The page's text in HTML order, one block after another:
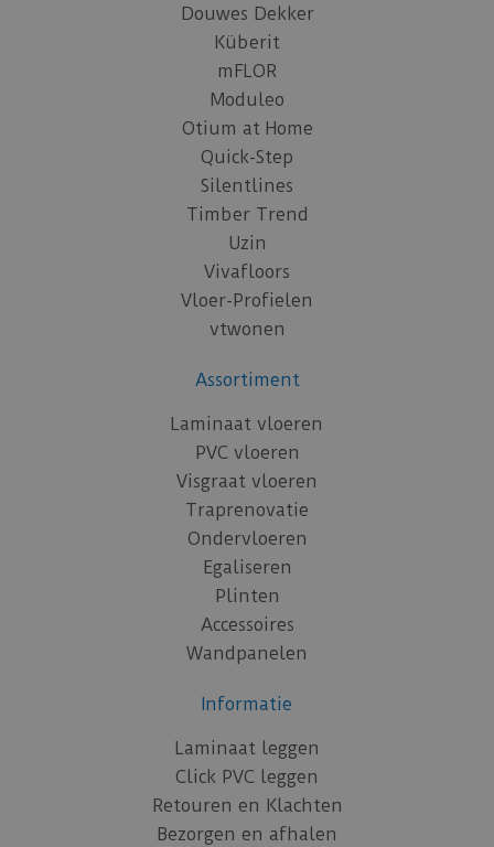
Douwes Dekker
Küberit
mFLOR
Moduleo
Otium at Home
Quick-Step
Silentlines
Timber Trend
Uzin
Vivafloors
Vloer-Profielen
vtwonen
Assortiment
Laminaat vloeren
PVC vloeren
Visgraat vloeren
Traprenovatie
Ondervloeren
Egaliseren
Plinten
Accessoires
Wandpanelen
Informatie
Laminaat leggen
Click PVC leggen
Retouren en Klachten
Bezorgen en afhalen